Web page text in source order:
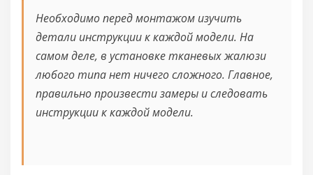
Необходимо перед монтажом изучить
детали инструкции к каждой модели. На
самом деле, в установке тканевых жалюзи
любого типа нет ничего сложного. Главное,
правильно произвести замеры и следовать
инструкции к каждой модели.